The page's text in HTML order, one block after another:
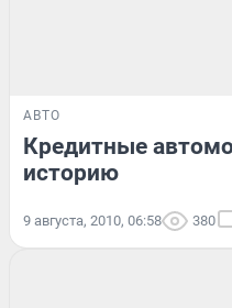
АВТО
Кредитные
историю
9 августа, 2010, 06:58 380